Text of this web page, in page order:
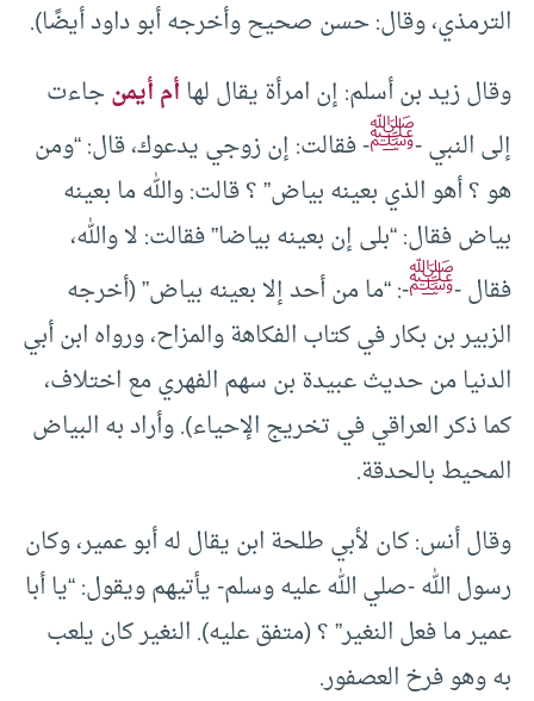
الترمذي، وقال: حسن صحيح وأخرجه أبو داود أيضًا).
وقال زيد بن أسلم: إن امرأة يقال لهاأم أيمنجاءت
إلى النبي -ﷺ- فقالت: إن زوجي يدعوك، قال: “ومن
هو ؟ أهو الذي بعينه بياض” ؟ قالت: والله ما بعينه
بياض فقال: “بلى إن بعينه بياضا” فقالت: لا والله،
فقال -ﷺ-: “ما من أحد إلا بعينه بياض” (أخرجه
الزبير بن بكار في كتاب الفكاهة والمزاح، ورواه ابن أبي
الدنيا من حديث عبيدة بن سهم الفهري مع اختلاف،
كما ذكر العراقي في تخريج الإحياء). وأراد به البياض
المحيط بالحدقة.
وقال أنس: كان لأبي طلحة ابن يقال له أبو عمير، وكان
رسول الله -صلي الله عليه وسلم- يأتيهم ويقول: “يا أبا
عمير ما فعل النغير” ؟ (متفق عليه). النغير كان يلعب
به وهو فرخ العصفور.